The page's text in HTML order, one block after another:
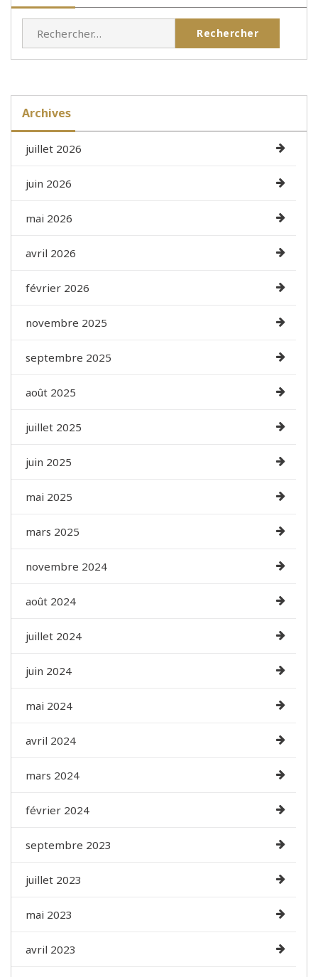
Archives
juillet 2026
juin 2026
mai 2026
avril 2026
février 2026
novembre 2025
septembre 2025
août 2025
juillet 2025
juin 2025
mai 2025
mars 2025
novembre 2024
août 2024
juillet 2024
juin 2024
mai 2024
avril 2024
mars 2024
février 2024
septembre 2023
juillet 2023
mai 2023
avril 2023